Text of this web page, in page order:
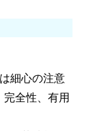
細心の注意
全性、有用